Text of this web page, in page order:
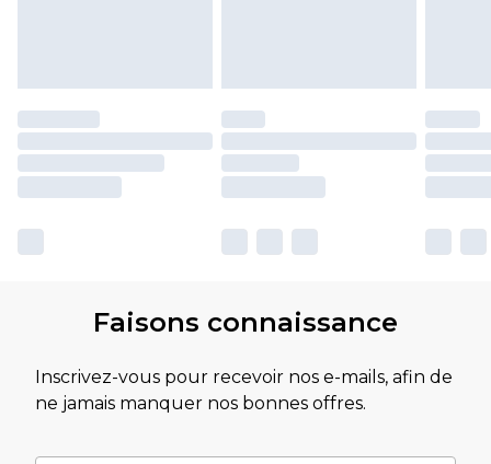
Faisons connaissance
Inscrivez-vous pour recevoir nos e-mails, afin de
ne jamais manquer nos bonnes offres.